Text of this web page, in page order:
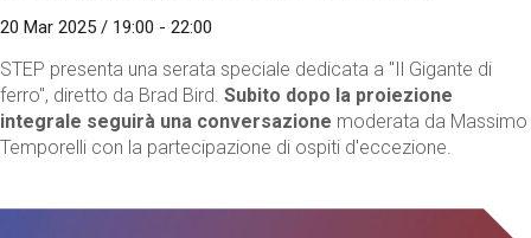
20 Mar 2025 / 19:00 - 22:00
STEP presenta una serata speciale dedicata a "Il Gigante di
ferro", diretto da Brad Bird. Subito dopo la proiezione
integrale seguirà una conversazione moderata da Massimo
Temporelli con la partecipazione di ospiti d'eccezione.